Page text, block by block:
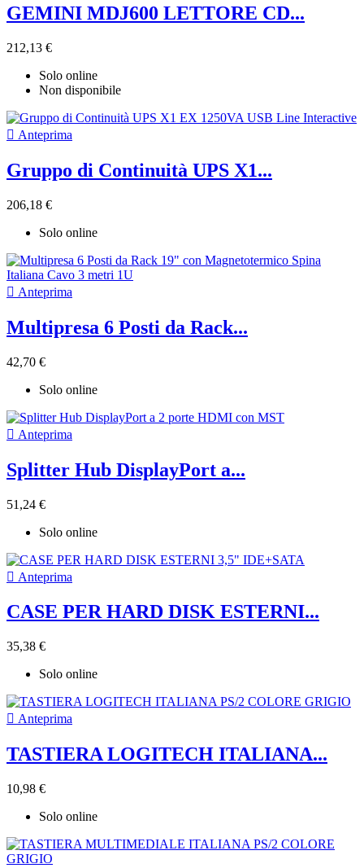
GEMINI MDJ600 LETTORE CD...
212,13 €
Solo online
Non disponibile
 Anteprima
Gruppo di Continuità UPS X1...
206,18 €
Solo online
 Anteprima
Multipresa 6 Posti da Rack...
42,70 €
Solo online
 Anteprima
Splitter Hub DisplayPort a...
51,24 €
Solo online
 Anteprima
CASE PER HARD DISK ESTERNI...
35,38 €
Solo online
 Anteprima
TASTIERA LOGITECH ITALIANA...
10,98 €
Solo online